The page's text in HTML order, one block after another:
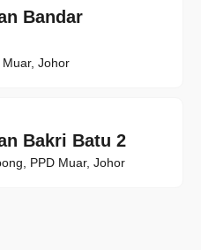
Bandar
Johor
Bakri Batu 2
PPD Muar, Johor